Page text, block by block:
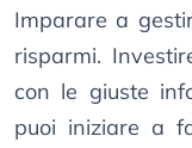
Imparare a
risparmi.
con le giuste
puoi iniziare a